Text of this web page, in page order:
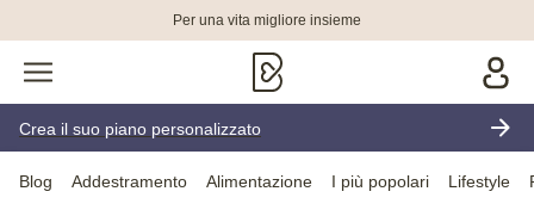
Per una vita migliore insieme
Crea il suo piano personalizzato
Blog Addestramento Alimentazione I più popolari Lifestyle